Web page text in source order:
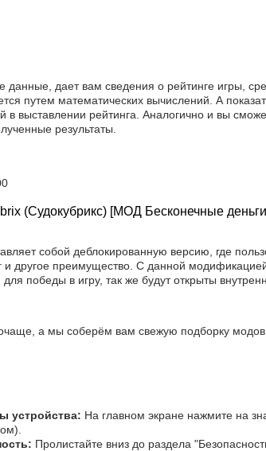
дает вам сведения о рейтинге игры,
путем математических вычислений. А
в выставлении рейтинга. Аналогично и вы
результаты.
(Судокубрикс) [МОД Бесконечные
собой деблокированную версию, где
и другое преимущество. С данной
победы в игру, так же будут открыты
а мы соберём вам свежую подборку
устройства: На главном экране нажмите на
Пролистайте вниз до раздела